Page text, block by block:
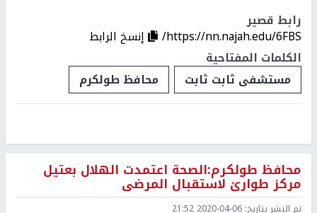
رابط قصير
https://nn.najah.edu/6FBS/
إنسخ الرابط
الكلمات المفتاحية
مستشفى ثابت ثابت
محافظ طولكرم
محافظ طولكرم:الصحة اعتمدت الهلال بعتيل
مركز طوارئ لاستقبال المرضى
تم النشر بتاريخ: 2020-04-06 21:52